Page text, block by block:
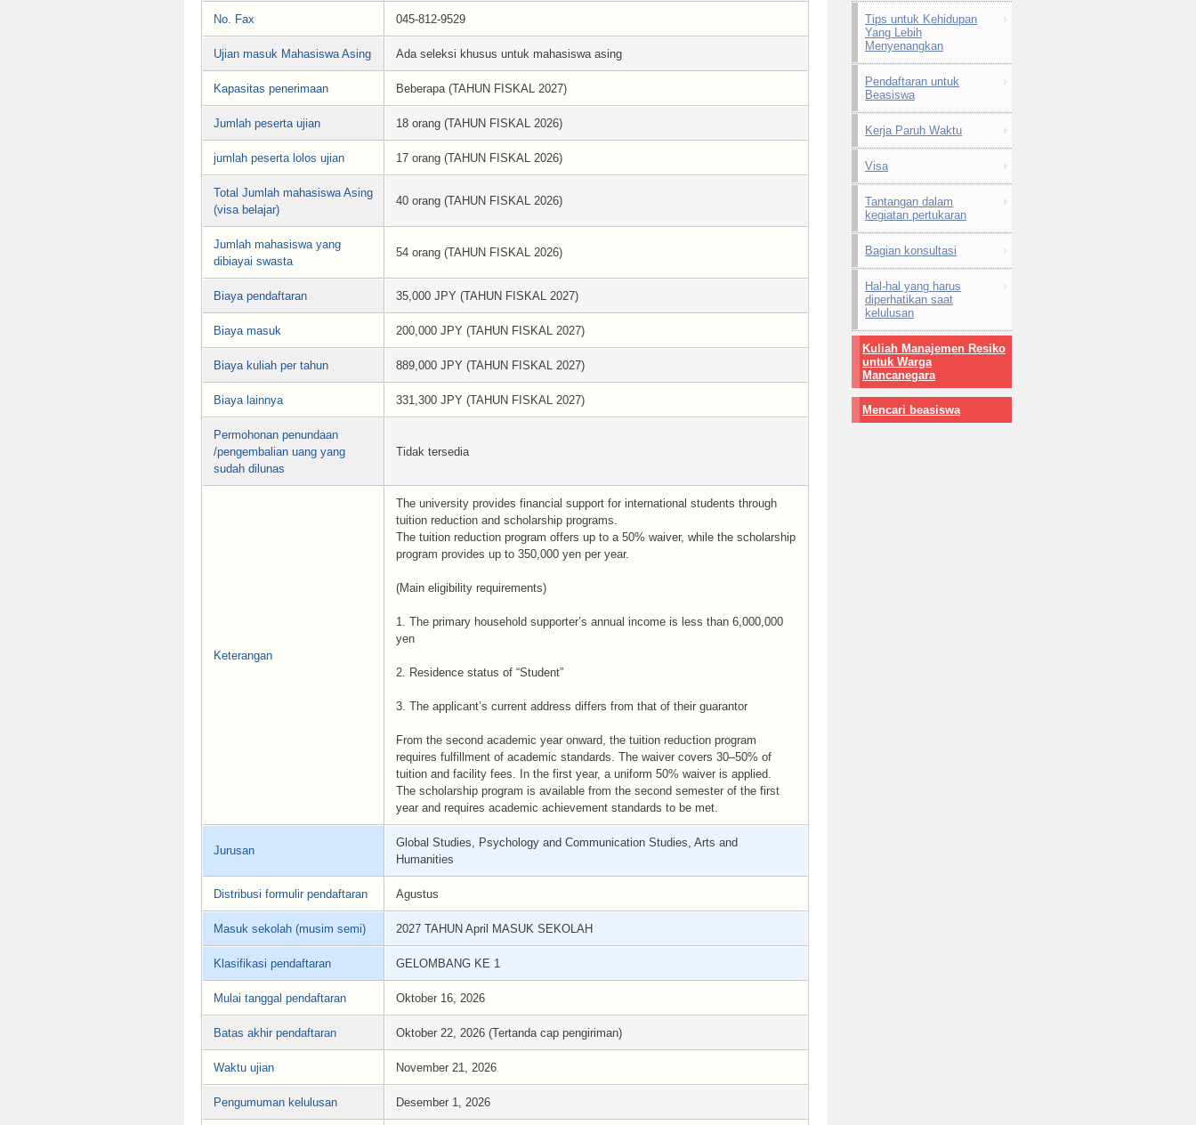
No. Fax 045-812-9529
Ujian masuk Mahasiswa Asing Ada seleksi khusus untuk mahasiswa asing
Kapasitas penerimaan Beberapa (TAHUN FISKAL 2027)
Jumlah peserta ujian 18 orang (TAHUN FISKAL 2026)
jumlah peserta lolos ujian 17 orang (TAHUN FISKAL 2026)
Total Jumlah mahasiswa Asing
(visa belajar)
40 orang (TAHUN FISKAL 2026)
Jumlah mahasiswa yang
dibiayai swasta
54 orang (TAHUN FISKAL 2026)
Biaya pendaftaran 35,000 JPY (TAHUN FISKAL 2027)
Biaya masuk 200,000 JPY (TAHUN FISKAL 2027)
Biaya kuliah per tahun 889,000 JPY (TAHUN FISKAL 2027)
Biaya lainnya 331,300 JPY (TAHUN FISKAL 2027)
Permohonan penundaan
/pengembalian uang yang
sudah dilunas
Tidak tersedia
Keterangan
The university provides financial support for international students through
tuition reduction and scholarship programs.
The tuition reduction program offers up to a 50% waiver, while the scholarship
program provides up to 350,000 yen per year.
(Main eligibility requirements)
1. The primary household supporter’s annual income is less than 6,000,000
yen
2. Residence status of “Student”
3. The applicant’s current address differs from that of their guarantor
From the second academic year onward, the tuition reduction program
requires fulfillment of academic standards. The waiver covers 30–50% of
tuition and facility fees. In the first year, a uniform 50% waiver is applied.
The scholarship program is available from the second semester of the first
year and requires academic achievement standards to be met.
Jurusan
Global Studies, Psychology and Communication Studies, Arts and
Humanities
Distribusi formulir pendaftaran Agustus
Masuk sekolah (musim semi) 2027 TAHUN April MASUK SEKOLAH
Klasifikasi pendaftaran GELOMBANG KE 1
Mulai tanggal pendaftaran Oktober 16, 2026
Batas akhir pendaftaran Oktober 22, 2026 (Tertanda cap pengiriman)
Waktu ujian November 21, 2026
Pengumuman kelulusan Desember 1, 2026
Tips untuk Kehidupan
Yang Lebih
Menyenangkan
Pendaftaran untuk
Beasiswa
Kerja Paruh Waktu
Visa
Tantangan dalam
kegiatan pertukaran
Bagian konsultasi
Hal-hal yang harus
diperhatikan saat
kelulusan
Kuliah Manajemen Resiko
untuk Warga
Mancanegara
Mencari beasiswa